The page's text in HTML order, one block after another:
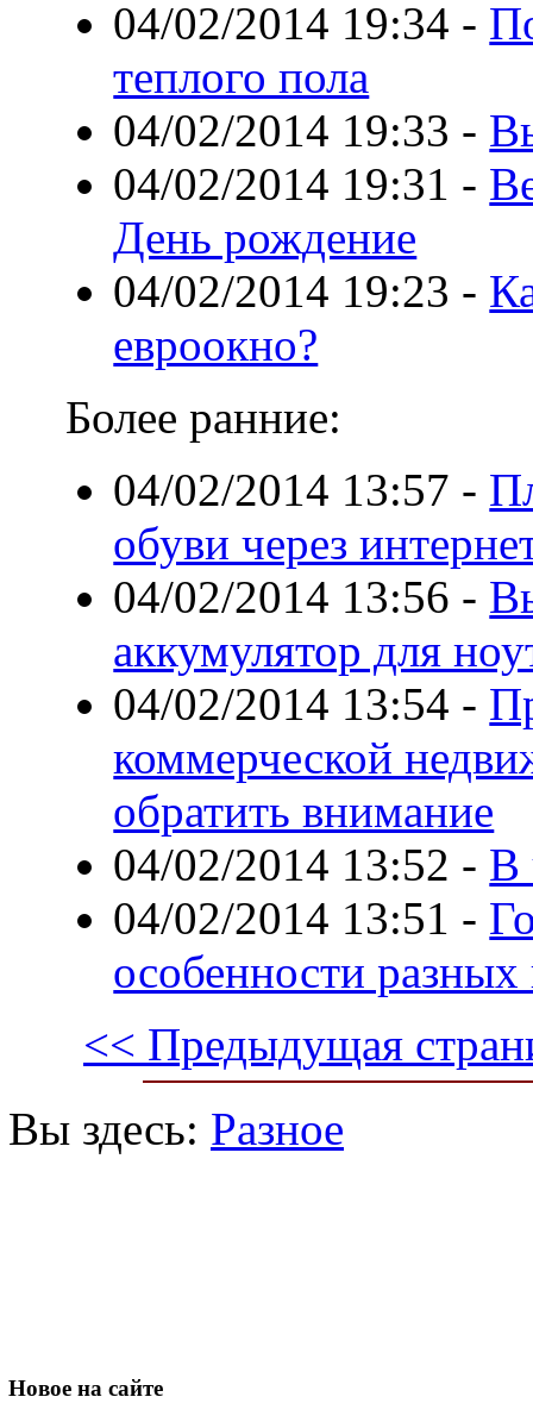
04/02/2014 19:34 -
теплого пола
04/02/2014 19:33 -
04/02/2014 19:31 -
День рождение
04/02/2014 19:23 -
евроокно?
Более ранние:
04/02/2014 13:57 -
обуви через
04/02/2014 13:56 -
аккумулятор для
04/02/2014 13:54 -
коммерческой
обратить внимание
04/02/2014 13:52 - В
04/02/2014 13:51 -
особенности разных
<< Предыдущая
Вы здесь: Разное
Новое на сайте